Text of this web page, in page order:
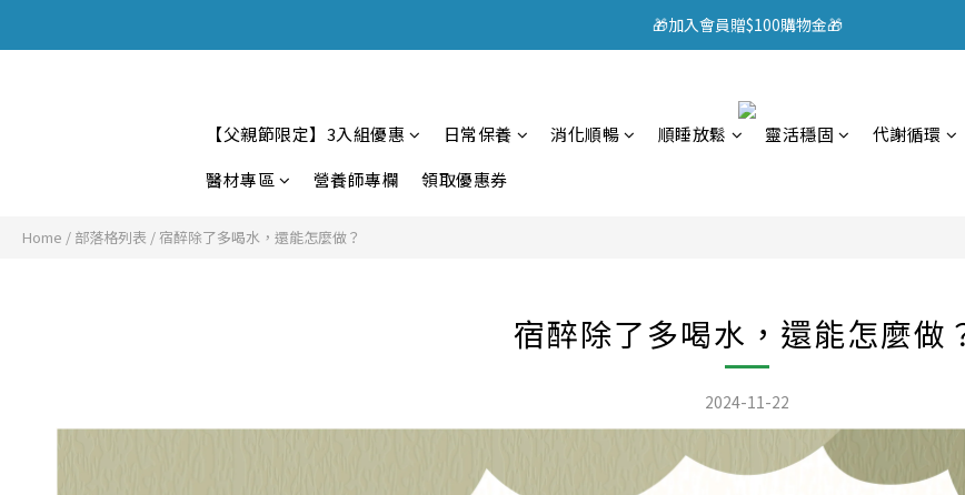
戰瑪 晝夜黑瑪卡雙效組 新品限時68折>>
🎁加入會員贈$100購物金🎁
戰瑪 晝夜黑瑪卡雙效組 新品限時68折>>
【父親節限定】3入組優惠 日常保養 消化順暢 順睡放鬆 靈活穩固 代謝循環
醫材專區
營養師專欄 領取優惠券
Home / 部落格列表 /宿醉除了多喝水，還能怎麼做？
宿醉除了多喝水，還能怎麼做
2024-11-22